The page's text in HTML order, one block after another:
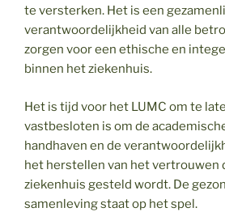
te versterken. Het is een
verantwoordelijkheid van alle
zorgen voor een ethische en
binnen het ziekenhuis.
Het is tijd voor het LUMC om te
vastbesloten is om de
handhaven en de
het herstellen van het vertrouwen
ziekenhuis gesteld wordt. De
samenleving staat op het spel.